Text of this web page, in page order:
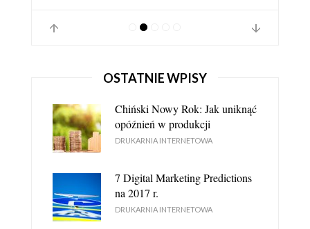
DRUKARNIA INTERNETOWA JEST LEPSZA OD
STACJONARNEJ - DLACZEGO?
DRUKARNIA INTERNETOWA
OSTATNIE WPISY
Chiński Nowy Rok: Jak uniknąć
opóźnień w produkcji
DRUKARNIA INTERNETOWA
7 Digital Marketing Predictions
na 2017 r.
DRUKARNIA INTERNETOWA